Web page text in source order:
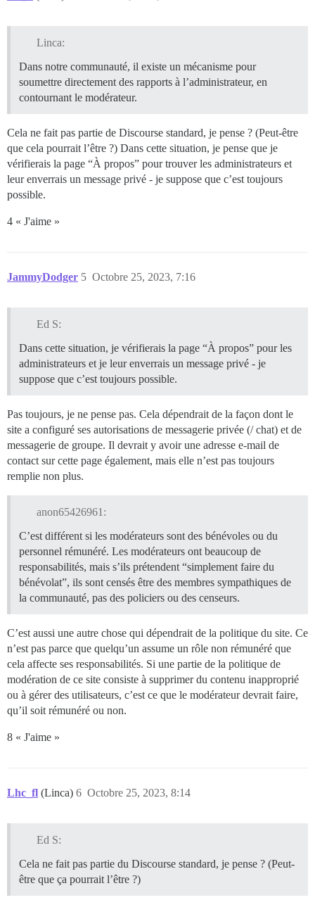
Linca:
Dans notre communauté, il existe un mécanisme pour
soumettre directement des rapports à l’administrateur, en
contournant le modérateur.
Cela ne fait pas partie de Discourse standard, je pense ? (Peut-être
que cela pourrait l’être ?) Dans cette situation, je pense que je
vérifierais la page “À propos” pour trouver les administrateurs et
leur enverrais un message privé - je suppose que c’est toujours
possible.
4 « J'aime »
JammyDodger Octobre 25, 2023, 7:16
5
Ed S:
Dans cette situation, je vérifierais la page “À propos” pour les
administrateurs et je leur enverrais un message privé - je
suppose que c’est toujours possible.
Pas toujours, je ne pense pas. Cela dépendrait de la façon dont le
site a configuré ses autorisations de messagerie privée (/ chat) et de
messagerie de groupe. Il devrait y avoir une adresse e-mail de
contact sur cette page également, mais elle n’est pas toujours
remplie non plus.
anon65426961:
C’est différent si les modérateurs sont des bénévoles ou du
personnel rémunéré. Les modérateurs ont beaucoup de
responsabilités, mais s’ils prétendent “simplement faire du
bénévolat”, ils sont censés être des membres sympathiques de
la communauté, pas des policiers ou des censeurs.
C’est aussi une autre chose qui dépendrait de la politique du site. Ce
n’est pas parce que quelqu’un assume un rôle non rémunéré que
cela affecte ses responsabilités. Si une partie de la politique de
modération de ce site consiste à supprimer du contenu inapproprié
ou à gérer des utilisateurs, c’est ce que le modérateur devrait faire,
qu’il soit rémunéré ou non.
8 « J'aime »
Lhc_fl (Linca) Octobre 25, 2023, 8:14
6
Ed S:
Cela ne fait pas partie du Discourse standard, je pense ? (Peut-
être que ça pourrait l’être ?)